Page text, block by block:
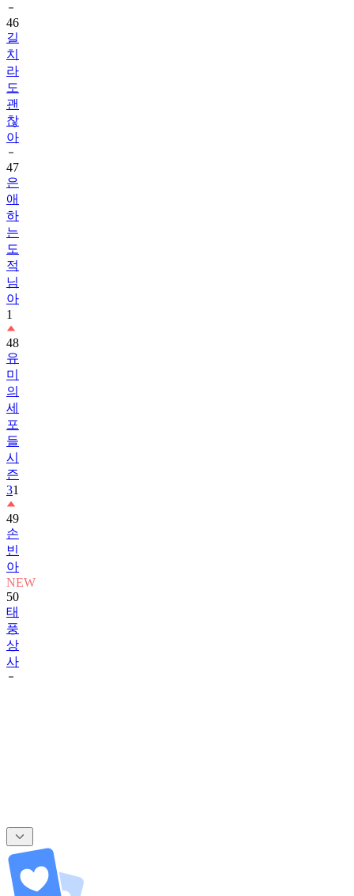
46
길
치
라
도
괜
찮
아
47
은
애
하
는
도
적
님
아
1
48
유
미
의
세
포
들
시
즌
31
49
손
빈
아
NEW
50
태
풍
상
사